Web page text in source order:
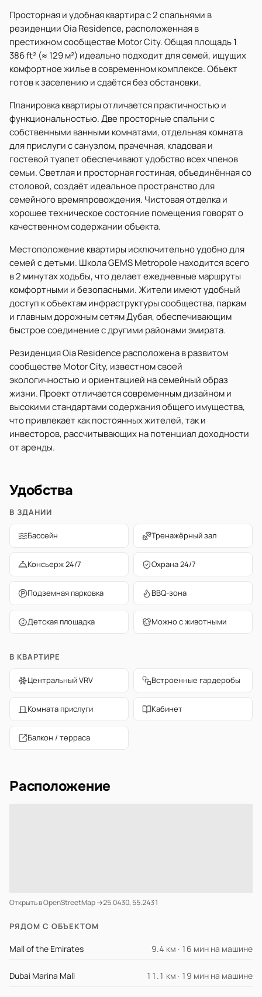
Просторная и удобная квартира с 2 спальнями в
резиденции Oia Residence, расположенная в
престижном сообществе Motor City. Общая площадь 1
386 ft² (≈ 129 м²) идеально подходит для семей, ищущих
комфортное жилье в современном комплексе. Объект
готов к заселению и сдаётся без обстановки.
Планировка квартиры отличается практичностью и
функциональностью. Две просторные спальни с
собственными ванными комнатами, отдельная комната
для прислуги с санузлом, прачечная, кладовая и
гостевой туалет обеспечивают удобство всех членов
семьи. Светлая и просторная гостиная, объединённая со
столовой, создаёт идеальное пространство для
семейного времяпровождения. Чистовая отделка и
хорошее техническое состояние помещения говорят о
качественном содержании объекта.
Местоположение квартиры исключительно удобно для
семей с детьми. Школа GEMS Metropole находится всего
в 2 минутах ходьбы, что делает ежедневные маршруты
комфортными и безопасными. Жители имеют удобный
доступ к объектам инфраструктуры сообщества, паркам
и главным дорожным сетям Дубая, обеспечивающим
быстрое соединение с другими районами эмирата.
Резиденция Oia Residence расположена в развитом
сообществе Motor City, известном своей
экологичностью и ориентацией на семейный образ
жизни. Проект отличается современным дизайном и
высокими стандартами содержания общего имущества,
что привлекает как постоянных жителей, так и
инвесторов, рассчитывающих на потенциал доходности
от аренды.
Удобства
В ЗДАНИИ
Бассейн Тренажёрный зал
Консьерж 24/7 Охрана 24/7
Подземная парковка BBQ-зона
Детская площадка Можно с животными
В КВАРТИРЕ
Центральный VRV Встроенные гардеробы
Комната прислуги Кабинет
Балкон / терраса
Расположение
Открыть в OpenStreetMap →25.0430, 55.2431
РЯДОМ С ОБЪЕКТОМ
Mall of the Emirates 9.4 км · 16 мин на машине
Dubai Marina Mall 11.1 км · 19 мин на машине